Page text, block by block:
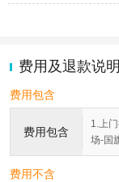
费用及退款说明
费用包含
费用包含
1.上
场-国
费用不含